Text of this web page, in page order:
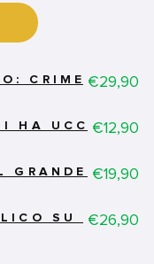
CRIME CITY
Price
€29,90
HA UCCISO
Price
€12,90
GRANDE QUIZ
Price
€19,90
SU UN
Price
€26,90